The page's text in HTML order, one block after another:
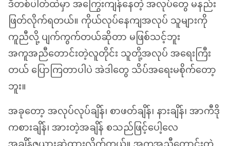
ဒီတစ်ပါတ်ထဲမှာ အကြွေးကျန်နေတဲ့ အလုပ်တွေ မနည်း
ဖြတ်လိုက်ရတယ်။ ကိုယ်လုပ်နေကျအလုပ် သူများကို
ကူညီလို့ ပျက်ကွက်တယ်ဆိုတာ မဖြစ်သင့်ဘူး
အကူအညီတောင်းတဲ့လူတိုင်း သူတို့အလုပ် အရေးကြီး
တယ် ပြောကြတာပါပဲ အဲဒါတွေ သိပ်အရေးမစိုက်တော့
ဘူး။
အခုတော့ အလုပ်လုပ်ချိန်၊ စာဖတ်ချိန်၊ နားချိန်၊ အာကီဒို
ကစားချိန်၊ အားတဲ့အချိန် စသည်ဖြင့်ပေါ့လေ